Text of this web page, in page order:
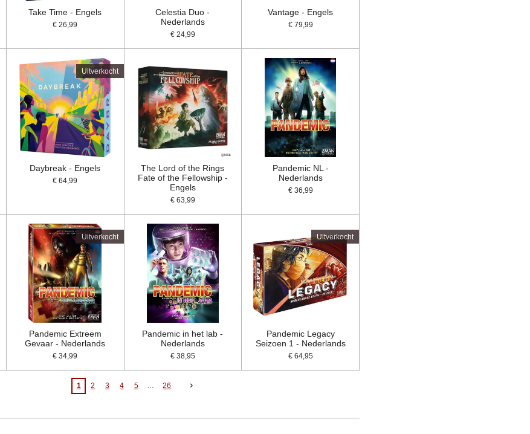
Take Time - Engels
€ 26,99
Celestia Duo -
Nederlands
€ 24,99
Vantage - Engels
€ 79,99
Uitverkocht
Daybreak - Engels
€ 64,99
The Lord of the Rings
Fate of the Fellowship -
Engels
€ 63,99
Pandemic NL -
Nederlands
€ 36,99
Uitverkocht
Pandemic Extreem
Gevaar - Nederlands
€ 34,99
Pandemic in het lab -
Nederlands
€ 38,95
Uitverkocht
Pandemic Legacy
Seizoen 1 - Nederlands
€ 64,95
1 2 3 4 5 26